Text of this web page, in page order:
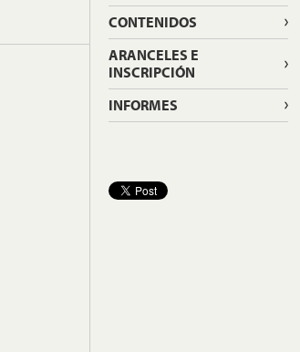
CONTENIDOS
ARANCELES E
INSCRIPCIÓN
INFORMES